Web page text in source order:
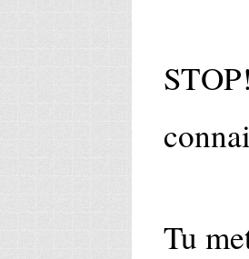
Tu